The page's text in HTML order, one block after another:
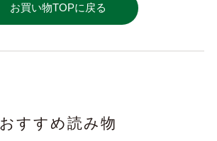
お買い物TOPに戻る
おすすめ読み物